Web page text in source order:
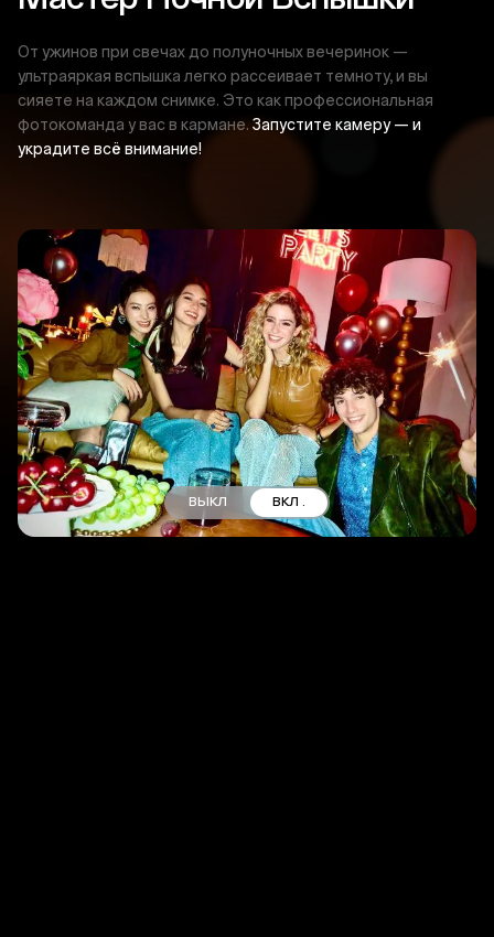
От ужинов при свечах до полуночных вечеринок —
ультраяркая вспышка легко рассеивает темноту, и вы
сияете на каждом снимке. Это как профессиональная
фотокоманда у вас в кармане. Запустите камеру — и
украдите всё внимание!
ВЫКЛ ВКЛ .